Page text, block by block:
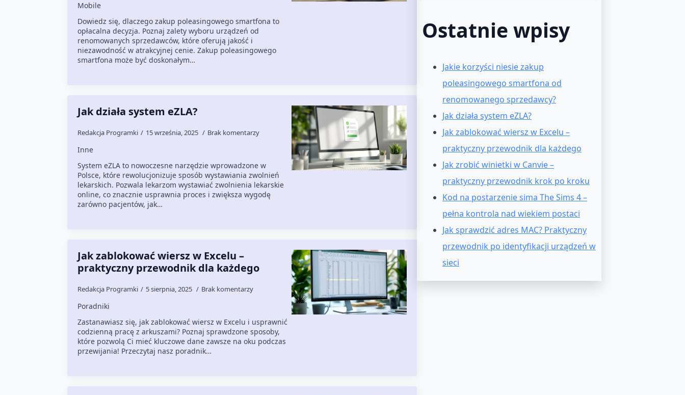
Mobile
Dowiedz się, dlaczego zakup poleasingowego smartfona to
opłacalna decyzja. Poznaj zalety wyboru urządzeń od
renomowanych sprzedawców, które oferują jakość i
niezawodność w atrakcyjnej cenie. Zakup poleasingowego
smartfona może być doskonałym…
Jak działa system eZLA?
Redakcja Programki 15 września, 2025 Brak komentarzy
Inne
System eZLA to nowoczesne narzędzie wprowadzone w
Polsce, które rewolucjonizuje sposób wystawiania zwolnień
lekarskich. Pozwala lekarzom wystawiać zwolnienia lekarskie
online, co znacznie usprawnia proces i zwiększa wygodę
zarówno pacjentów, jak…
Jak zablokować wiersz w Excelu –
praktyczny przewodnik dla każdego
Redakcja Programki 5 sierpnia, 2025 Brak komentarzy
Poradniki
Zastanawiasz się, jak zablokować wiersz w Excelu i usprawnić
codzienną pracę z arkuszami? Poznaj sprawdzone sposoby,
które pozwolą Ci mieć kluczowe dane zawsze na oku podczas
przewijania! Przeczytaj nasz poradnik…
Ostatnie wpisy
Jakie korzyści niesie zakup
poleasingowego smartfona od
renomowanego sprzedawcy?
Jak działa system eZLA?
Jak zablokować wiersz w Excelu –
praktyczny przewodnik dla każdego
Jak zrobić winietki w Canvie –
praktyczny przewodnik krok po kroku
Kod na postarzenie sima The Sims 4 –
pełna kontrola nad wiekiem postaci
Jak sprawdzić adres MAC? Praktyczny
przewodnik po identyfikacji urządzeń w
sieci